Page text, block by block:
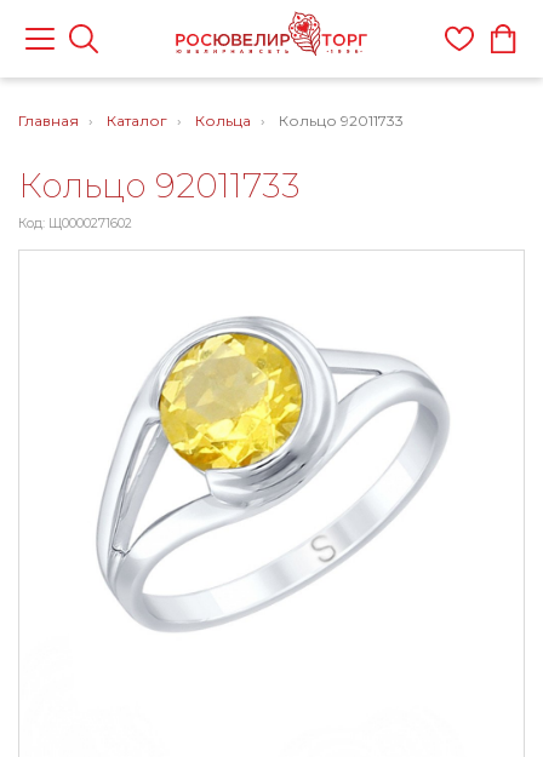
Главная Каталог Кольца Кольцо 92011733
Кольцо 92011733
Код: Щ0000271602